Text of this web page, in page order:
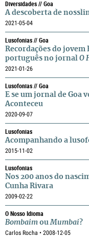
Diversidades // Goa
A descoberta de
2021-05-04
Lusofonias // Goa
Recordações do jovem
português no jornal O
2021-01-26
Lusofonias // Goa
E se um jornal de Goa
Aconteceu
2020-09-07
Lusofonias
Acompanhando a
2015-11-02
Lusofonias
Nos 200 anos do
Cunha Rivara
2009-02-22
O Nosso Idioma
Bombaim ouMumbai ?
Carlos Rocha • 2008-12-05